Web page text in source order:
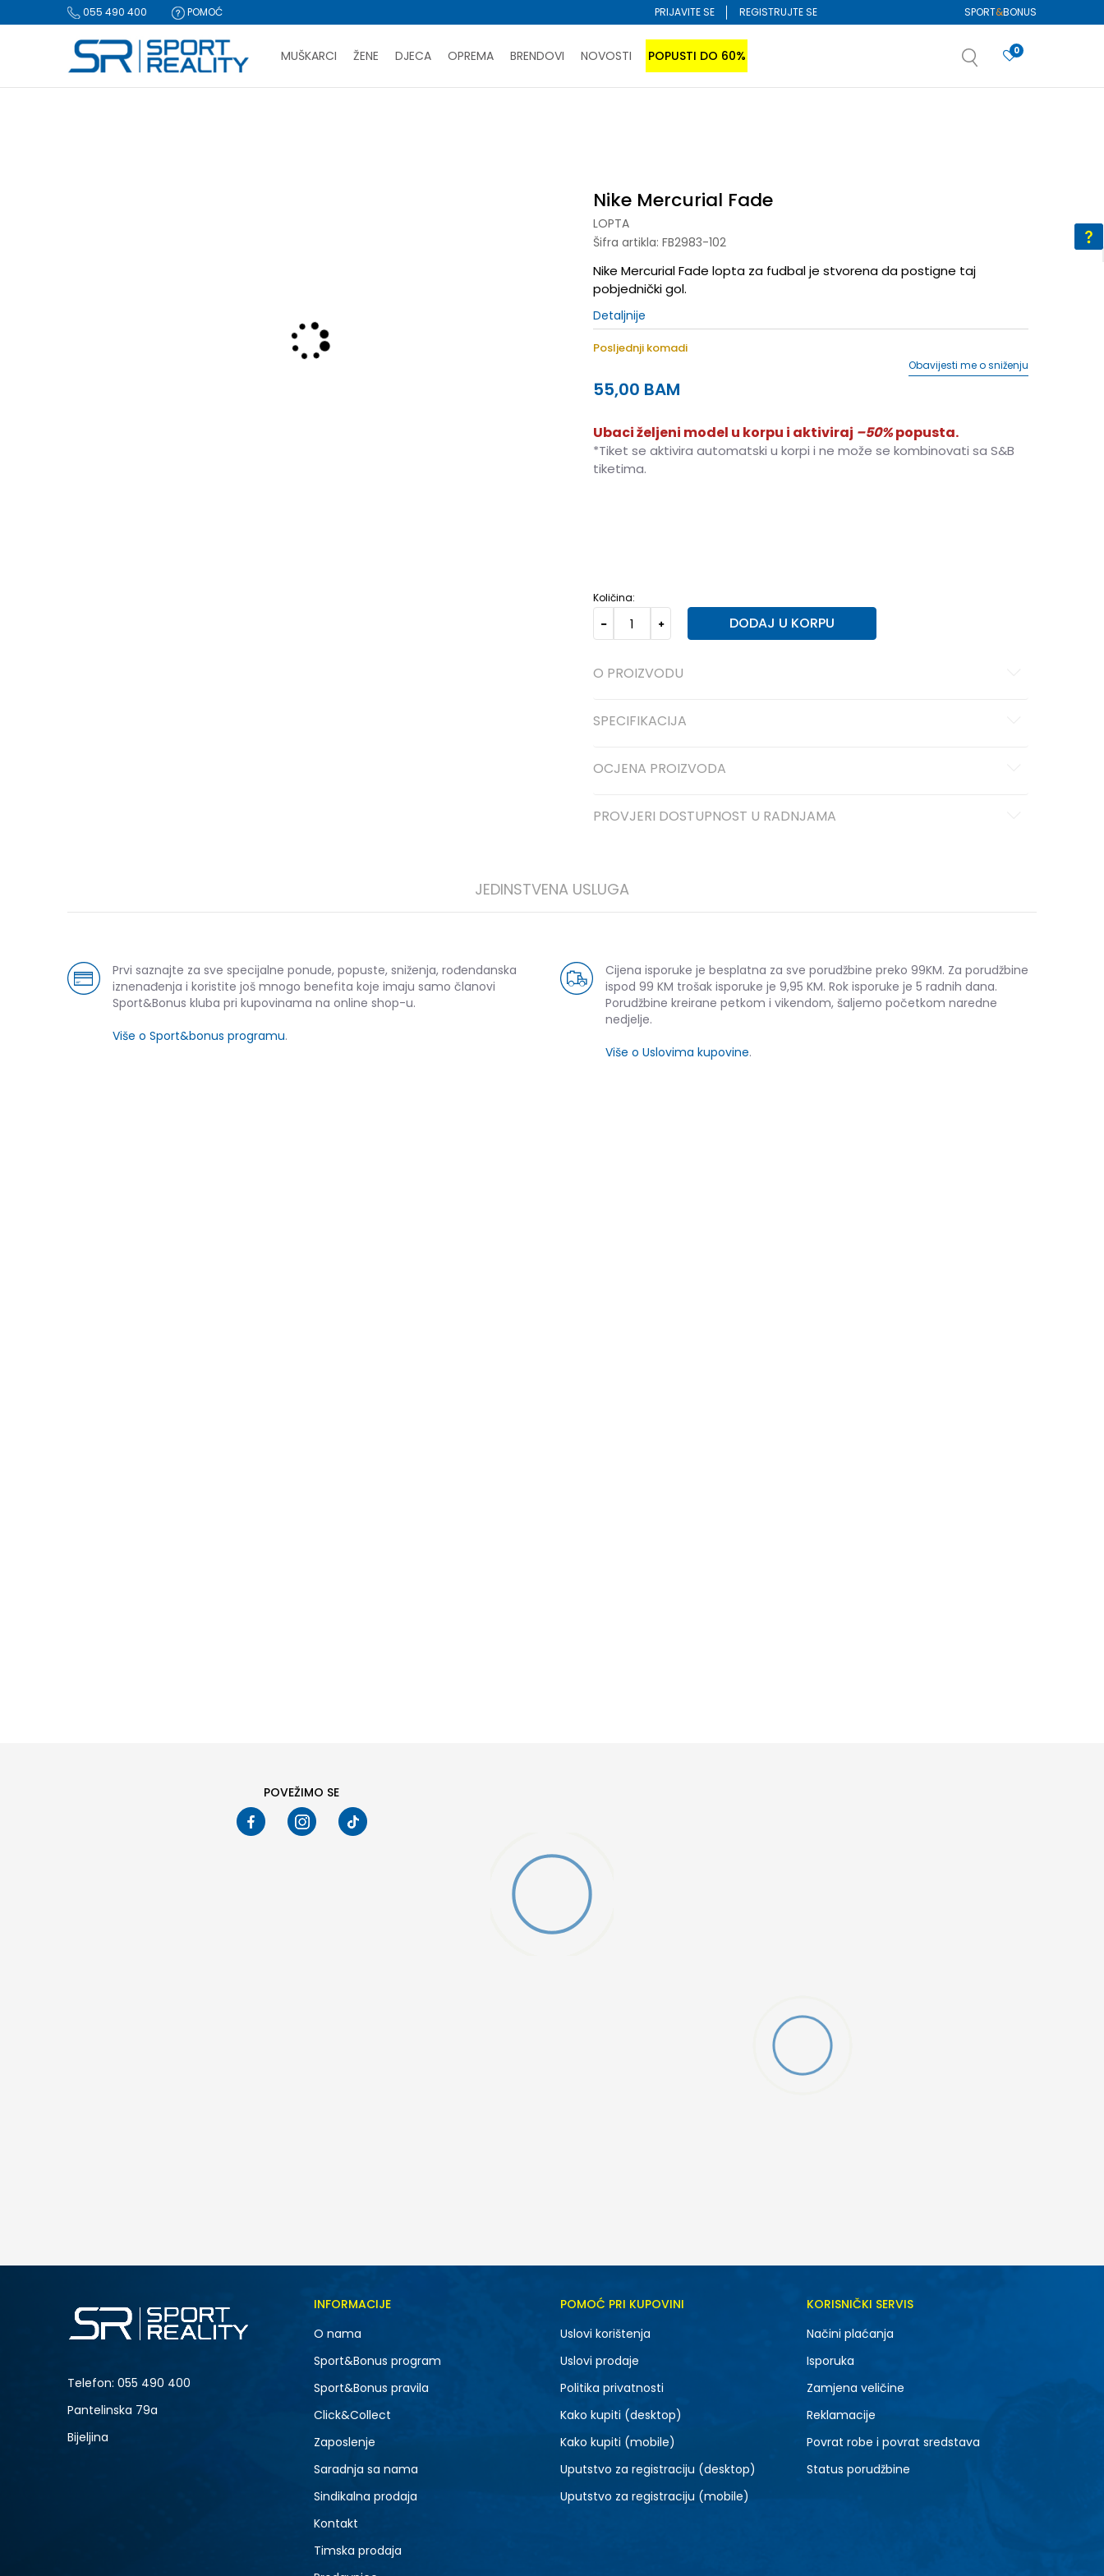
055 490 400 POMOĆ SPORT&BONUS
PRIJAVITE SE REGISTRUJTE SE
MUŠKARCI ŽENE DJECA OPREMA BRENDOVI NOVOSTI POPUSTI DO 60% 0
Nike Mercurial Fade
LOPTA
Šifra artikla: FB2983-102
Nike Mercurial Fade lopta za fudbal je stvorena da postigne taj
pobjednički gol.
Detaljnije
Posljednji komadi
55,00 BAM
Obavijesti me o sniženju
Ubaci željeni model u korpu i aktiviraj –50%popusta.
*Tiket se aktivira automatski u korpi i ne može se kombinovati sa S&B
tiketima.
Količina:
DODAJ U KORPU
O PROIZVODU
SPECIFIKACIJA
OCJENA PROIZVODA
PROVJERI DOSTUPNOST U RADNJAMA
JEDINSTVENA USLUGA
Prvi saznajte za sve specijalne ponude, popuste, sniženja, rođendanska
iznenađenja i koristite još mnogo benefita koje imaju samo članovi
Sport&Bonus kluba pri kupovinama na online shop-u.
Više o Sport&bonus programu.
Cijena isporuke je besplatna za sve porudžbine preko 99KM. Za porudžbine
ispod 99 KM trošak isporuke je 9,95 KM. Rok isporuke je 5 radnih dana.
Porudžbine kreirane petkom i vikendom, šaljemo početkom naredne
nedjelje.
Više o Uslovima kupovine.
3
POVEŽIMO SE
Telefon: 055 490 400
Pantelinska 79a
Bijeljina
INFORMACIJE
O nama
Sport&Bonus program
Sport&Bonus pravila
Click&Collect
Zaposlenje
Saradnja sa nama
Sindikalna prodaja
Kontakt
Timska prodaja
POMOĆ PRI KUPOVINI
Uslovi korištenja
Uslovi prodaje
Politika privatnosti
Kako kupiti (desktop)
Kako kupiti (mobile)
Uputstvo za registraciju (desktop)
Uputstvo za registraciju (mobile)
KORISNIČKI SERVIS
Načini plaćanja
Isporuka
Zamjena veličine
Reklamacije
Povrat robe i povrat sredstava
Status porudžbine